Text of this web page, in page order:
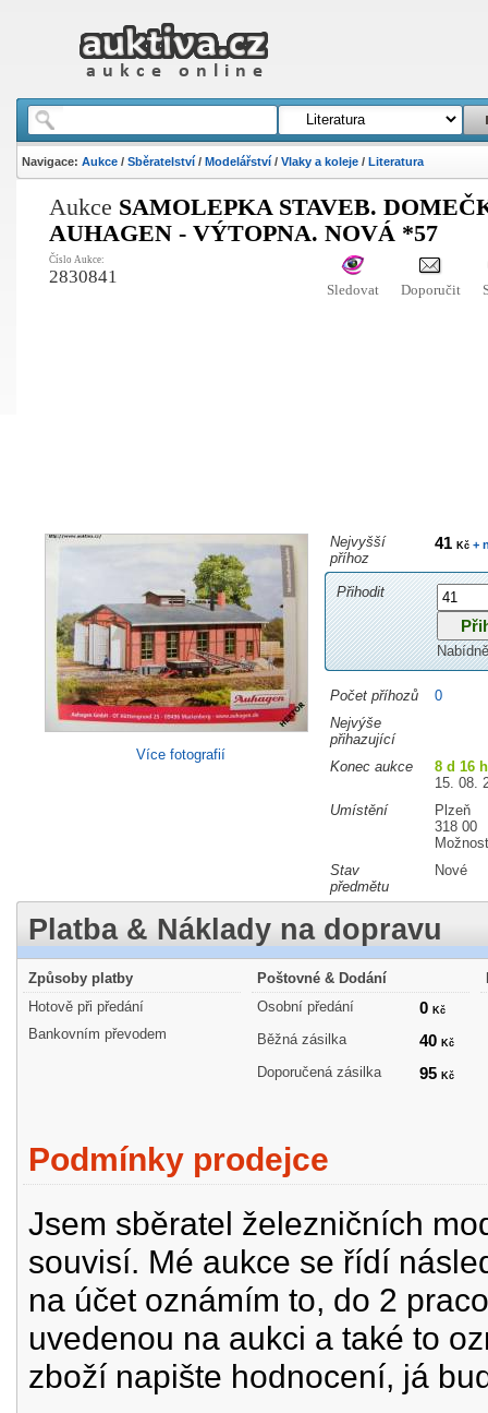
Navigace: Aukce/ Sběratelství/ Modelářství/ Vlaky a koleje/ Literatura
Aukce SAMOLEPKA STAVEB.
AUHAGEN - VÝTOPNA. NOVÁ *57
Číslo Aukce:
2830841
Sledovat Doporučit
Více fotografií
Nejvyšší
příhoz
41 Kč+
Přihodit
Počet příhozů
0
Nejvýše
přihazující
Konec aukce
8 d 16
15. 08.
Umístění
Plzeň
318 00
Stav
předmětu
Nové
Platba & Náklady na dopravu
Způsoby platby
Hotově při předání
Bankovním převodem
Poštovné & Dodání
Osobní předání
0 Kč
Běžná zásilka 40 Kč
Doporučená zásilka 95 Kč
Podmínky prodejce
Jsem sběratel železničních
souvisí. Mé aukce se řídí
na účet oznámím to, do 2
uvedenou na aukci a také to
zboží napište hodnocení, já